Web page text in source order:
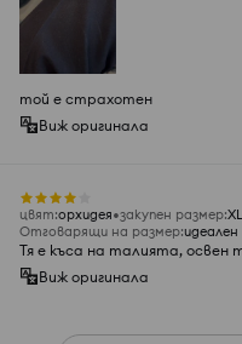
той е страхотен
Виж оригинала
цвят:орхидея закупен размер:XL
Отговарящи на размер:идеален
Тя е къса на талията, освен
Виж оригинала